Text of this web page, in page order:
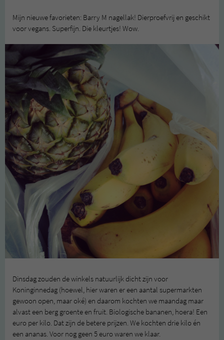
Mijn nieuwe favorieten: Barry M nagellak! Dierproefvrij en geschikt
voor vegans. Superfijn. Die kleurtjes! Wow.
Dinsdag zouden de winkels natuurlijk dicht zijn voor
Koninginnedag (hoewel, hier waren er een aantal supermarkten
gewoon open, maar oké) en daarom kochten we maandag maar
alvast een berg groente en fruit. Biologische bananen, hoera! Een
euro per kilo. Dat zijn de betere prijzen. We kochten drie kilo én
een ananas. Voor nog geen 5 euro waren we klaar.